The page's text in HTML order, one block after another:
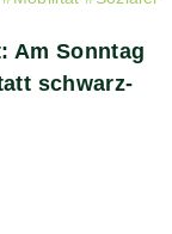
Am Sonntag
schwarz-